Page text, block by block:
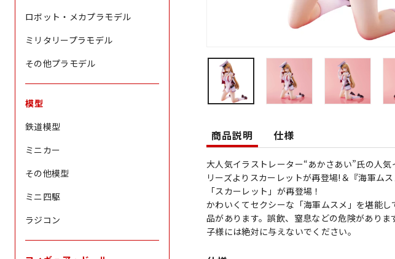
ロボット・メカプラモデル
ミリタリープラモデル
その他プラモデル
模型
鉄道模型
ミニカー
その他模型
ミニ四駆
ラジコン
商品説明 仕様
大人気イラストレーター“あかさあい”氏の人
リーズよりスカーレットが再登場!＆『海軍ム
「スカーレット」が再登場！
かわいくてセクシーな「海軍ムスメ」を堪能
品があります。誤飲、窒息などの危険があり
子様には絶対に与えないでください。